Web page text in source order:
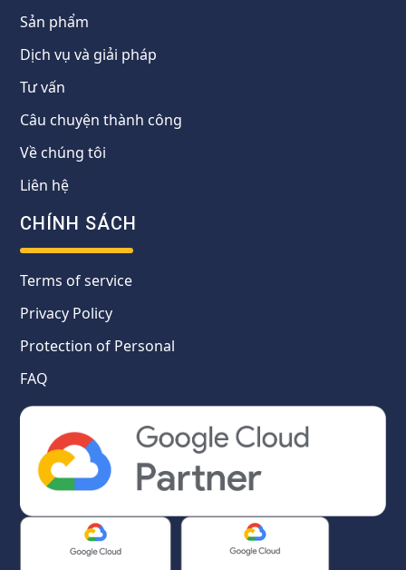
Sản phẩm
Dịch vụ và giải pháp
Tư vấn
Câu chuyện thành công
Về chúng tôi
Liên hệ
CHÍNH SÁCH
Terms of service
Privacy Policy
Protection of Personal
FAQ